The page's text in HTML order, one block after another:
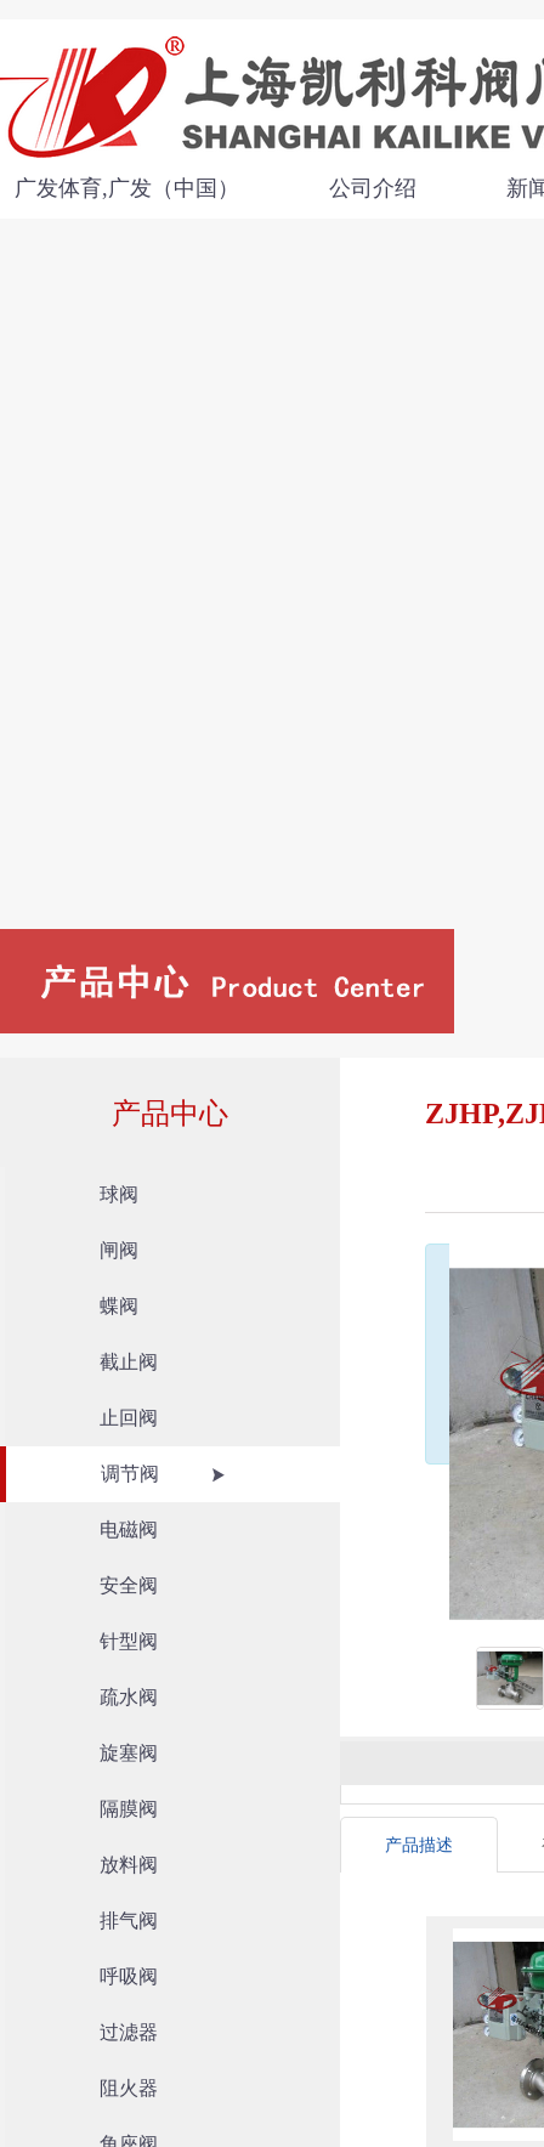
广发体育,广发（中国） 公司介绍 新
产品中心
球阀
闸阀
蝶阀
截止阀
止回阀
调节阀
电磁阀
安全阀
针型阀
疏水阀
旋塞阀
隔膜阀
放料阀
排气阀
呼吸阀
过滤器
阻火器
产品描述